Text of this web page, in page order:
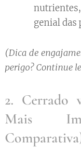
genial das
(Dica de
perigo? Continue
2. Cerrado
Mais